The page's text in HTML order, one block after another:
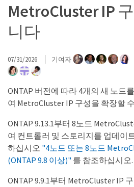
MetroCluster IP
니다
07/31/2026 기여자
ONTAP 버전에 따라 4개의 새 노드
여 MetroCluster IP 구성을 확장할
ONTAP 9.13.1부터 8노드
여 컨트롤러 및 스토리지를 업데이
하십시오 "4노드 또는 8노드
(ONTAP 9.8 이상)" 를 참조하십시오.
ONTAP 9.9.1부터 MetroCluster IP